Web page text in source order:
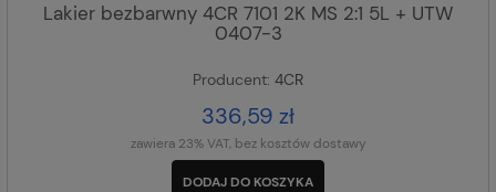
Lakier bezbarwny 4CR 7101 2K MS 2:1 5L + UTW
0407-3
Producent: 4CR
336,59 zł
zawiera 23% VAT, bez kosztów dostawy
DODAJ DO KOSZYKA